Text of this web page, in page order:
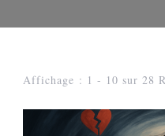
Affichage : 1 - 10 sur 28